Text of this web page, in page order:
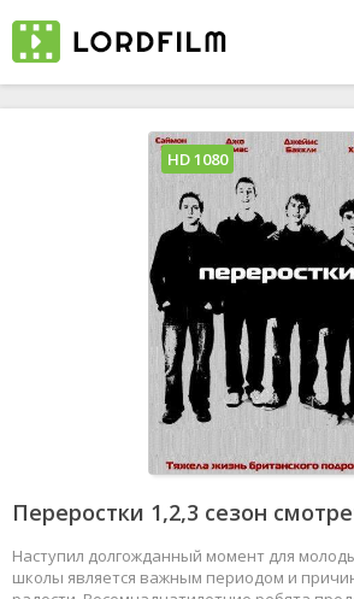
Переростки 1,2,3 сезон
Наступил долгожданный момент для
школы является важным периодом и
HD 1080